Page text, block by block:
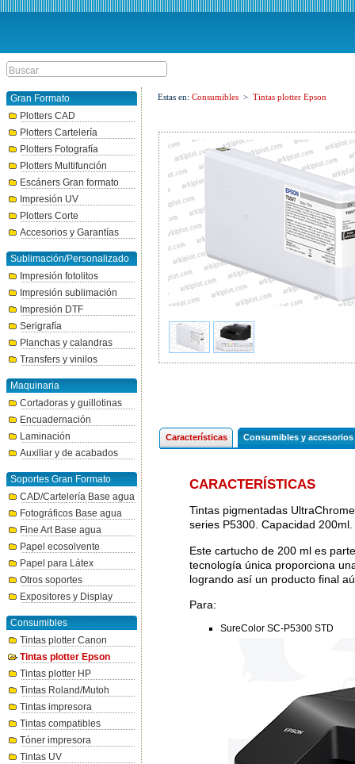
Gran Formato
Plotters CAD
Plotters Cartelería
Plotters Fotografía
Plotters Multifunción
Escáners Gran formato
Impresión UV
Plotters Corte
Accesorios y Garantías
Sublimación/Personalizado
Impresión fotolitos
Impresión sublimación
Impresión DTF
Serigrafía
Planchas y calandras
Transfers y vinilos
Maquinaria
Cortadoras y guillotinas
Encuadernación
Laminación
Auxiliar y de acabados
Soportes Gran Formato
CAD/Cartelería Base agua
Fotográficos Base agua
Fine Art Base agua
Papel ecosolvente
Papel para Látex
Otros soportes
Expositores y Display
Consumibles
Tintas plotter Canon
Tintas plotter Epson
Tintas plotter HP
Tintas Roland/Mutoh
Tintas impresora
Tintas compatibles
Tóner impresora
Tintas UV
Estas en: Consumibles > Tintas plotter Epson
Características Consumibles y accesorios
CARACTERÍSTICAS
Tintas pigmentadas
series P5300. Capacidad 200ml.
Este cartucho de 200 ml es
tecnología única proporciona
logrando así un producto final
Para:
SureColor SC-P5300 STD